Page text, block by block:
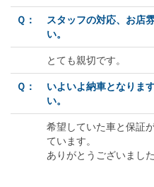
Ｑ：
スタッフの対応、お店
い。
とても親切です。
Ｑ：
いよいよ納車となりま
い。
希望していた車と保証
ています。
ありがとうございました